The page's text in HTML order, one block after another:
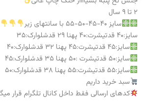
۲ تا ۹ سال
سایز ۴۰-۴۵-۵۰-۵۵ با سانتهای زیر
سایز:۴۰ قدتیشرت:۴۰ پهنا ۲۹ قدشلوارک:۳۵
سایز:۴۵ قدتیشرت:۴۵ پهنا ۳۲ قدشلوارک:۴۰
سایز:۵۰ قدتیشرت :۵۰ پهنا ۳۵ قدشلوارک:۴۵
سایز:۵۵ قدتیشرت:۵۵ پهنا ۳۸ قدشلوارک:۵۰
سبد خرید داریم
کدهای ارسالی فقط داخل کانال تلگرام قرار